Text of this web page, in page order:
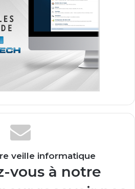
veille informatique
vous à notre